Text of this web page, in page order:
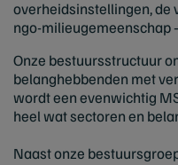
overheidsinstellingen, de
ngo-milieugemeenschap
Onze bestuursstructuur
belanghebbenden met
wordt een evenwichtig
heel wat sectoren en
Naast onze